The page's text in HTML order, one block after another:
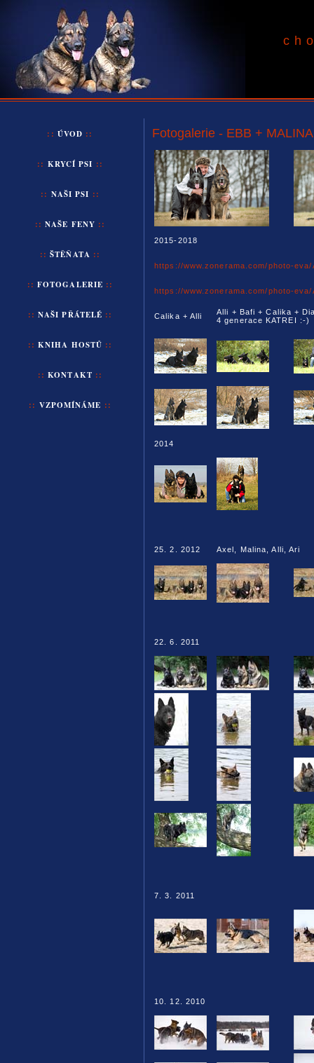
:: ÚVOD ::
:: KRYCÍ PSI ::
:: NAŠI PSI ::
:: NAŠE FENY ::
:: ŠTĚŇATA ::
:: FOTOGALERIE ::
:: NAŠI PŘÁTELÉ ::
:: KNIHA HOSTŮ ::
:: KONTAKT ::
:: VZPOMÍNÁME ::
Fotogalerie - EBB +
2015-2018
https://www.zonerama.com/photo-eva/
https://www.zonerama.com/photo-eva/
Calika + Alli
Alli + Bafi + Calika +
4 generace KATREI :-)
2014
25. 2. 2012 Axel, Malina, Alli, Ari
22. 6. 2011
7. 3. 2011
10. 12. 2010